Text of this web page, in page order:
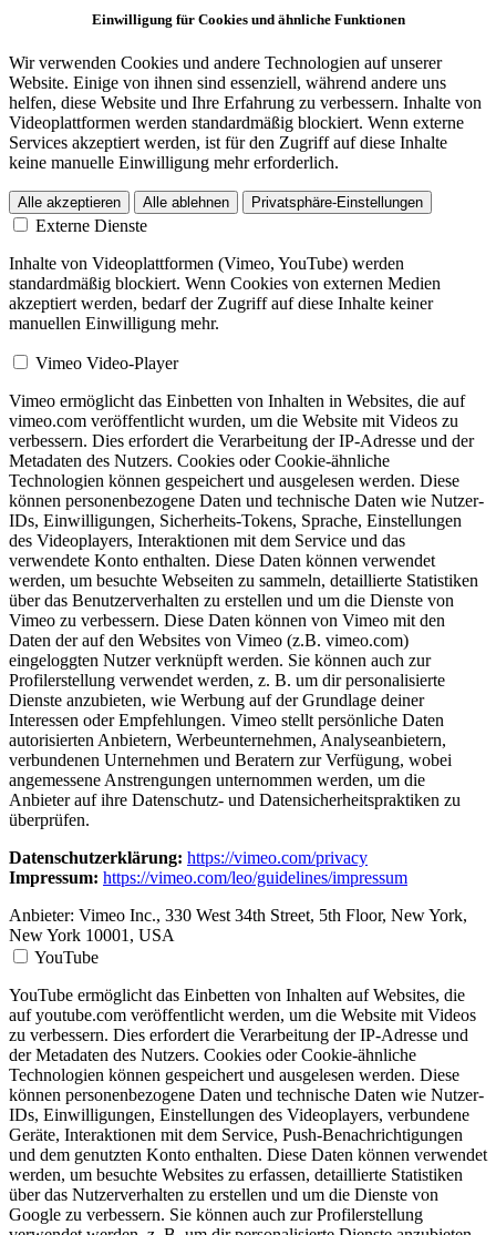
Einwilligung für Cookies und ähnliche Funktionen
Wir verwenden Cookies und andere Technologien auf unserer
Website. Einige von ihnen sind essenziell, während andere uns
helfen, diese Website und Ihre Erfahrung zu verbessern. Inhalte von
Videoplattformen werden standardmäßig blockiert. Wenn externe
Services akzeptiert werden, ist für den Zugriff auf diese Inhalte
keine manuelle Einwilligung mehr erforderlich.
Alle akzeptieren Alle ablehnen Privatsphäre-Einstellungen
Externe Dienste
Inhalte von Videoplattformen (Vimeo, YouTube) werden
standardmäßig blockiert. Wenn Cookies von externen Medien
akzeptiert werden, bedarf der Zugriff auf diese Inhalte keiner
manuellen Einwilligung mehr.
Vimeo Video-Player
Vimeo ermöglicht das Einbetten von Inhalten in Websites, die auf
vimeo.com veröffentlicht wurden, um die Website mit Videos zu
verbessern. Dies erfordert die Verarbeitung der IP-Adresse und der
Metadaten des Nutzers. Cookies oder Cookie-ähnliche
Technologien können gespeichert und ausgelesen werden. Diese
können personenbezogene Daten und technische Daten wie Nutzer-
IDs, Einwilligungen, Sicherheits-Tokens, Sprache, Einstellungen
des Videoplayers, Interaktionen mit dem Service und das
verwendete Konto enthalten. Diese Daten können verwendet
werden, um besuchte Webseiten zu sammeln, detaillierte Statistiken
über das Benutzerverhalten zu erstellen und um die Dienste von
Vimeo zu verbessern. Diese Daten können von Vimeo mit den
Daten der auf den Websites von Vimeo (z.B. vimeo.com)
eingeloggten Nutzer verknüpft werden. Sie können auch zur
Profilerstellung verwendet werden, z. B. um dir personalisierte
Dienste anzubieten, wie Werbung auf der Grundlage deiner
Interessen oder Empfehlungen. Vimeo stellt persönliche Daten
autorisierten Anbietern, Werbeunternehmen, Analyseanbietern,
verbundenen Unternehmen und Beratern zur Verfügung, wobei
angemessene Anstrengungen unternommen werden, um die
Anbieter auf ihre Datenschutz- und Datensicherheitspraktiken zu
überprüfen.
Datenschutzerklärung: https://vimeo.com/privacy
Impressum: https://vimeo.com/leo/guidelines/impressum
Anbieter: Vimeo Inc., 330 West 34th Street, 5th Floor, New York,
New York 10001, USA
YouTube
YouTube ermöglicht das Einbetten von Inhalten auf Websites, die
auf youtube.com veröffentlicht werden, um die Website mit Videos
zu verbessern. Dies erfordert die Verarbeitung der IP-Adresse und
der Metadaten des Nutzers. Cookies oder Cookie-ähnliche
Technologien können gespeichert und ausgelesen werden. Diese
können personenbezogene Daten und technische Daten wie Nutzer-
IDs, Einwilligungen, Einstellungen des Videoplayers, verbundene
Geräte, Interaktionen mit dem Service, Push-Benachrichtigungen
und dem genutzten Konto enthalten. Diese Daten können verwendet
werden, um besuchte Websites zu erfassen, detaillierte Statistiken
über das Nutzerverhalten zu erstellen und um die Dienste von
Google zu verbessern. Sie können auch zur Profilerstellung